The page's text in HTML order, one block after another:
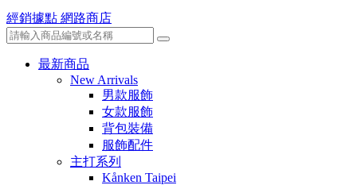
經銷據點 網路商店
最新商品
New Arrivals
男款服飾
女款服飾
背包裝備
服飾配件
主打系列
Kånken Taipei